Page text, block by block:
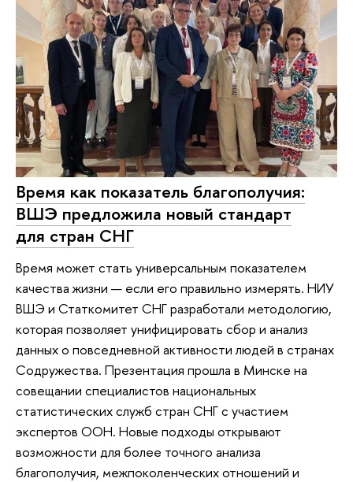
Время как показатель благополучия:
ВШЭ предложила новый стандарт
для стран СНГ
Время может стать универсальным показателем
качества жизни — если его правильно измерять. НИУ
ВШЭ и Статкомитет СНГ разработали методологию,
которая позволяет унифицировать сбор и анализ
данных о повседневной активности людей в странах
Содружества. Презентация прошла в Минске на
совещании специалистов национальных
статистических служб стран СНГ с участием
экспертов ООН. Новые подходы открывают
возможности для более точного анализа
благополучия, межпоколенческих отношений и